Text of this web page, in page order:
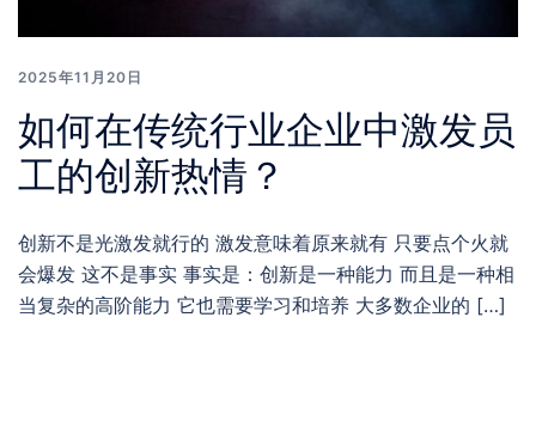
2025年11月20日
如何在传统行业企业中激发员
工的创新热情？
创新不是光激发就行的 激发意味着原来就有 只要点个火就
会爆发 这不是事实 事实是：创新是一种能力 而且是一种相
当复杂的高阶能力 它也需要学习和培养 大多数企业的 […]